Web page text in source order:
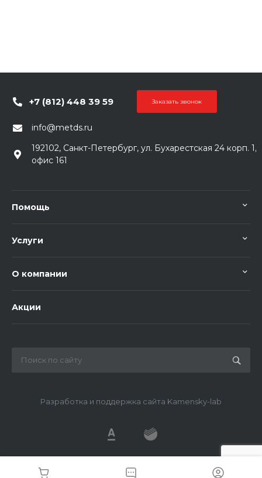
+7 (812) 448 39 59 Заказать звонок
info@metds.ru
192102, Санкт-Петербург, ул. Бухарестская 24 корп. 1,
офис 161
Помощь
Услуги
О компании
Акции
Разработка и поддержка сайта Kamensky-lab